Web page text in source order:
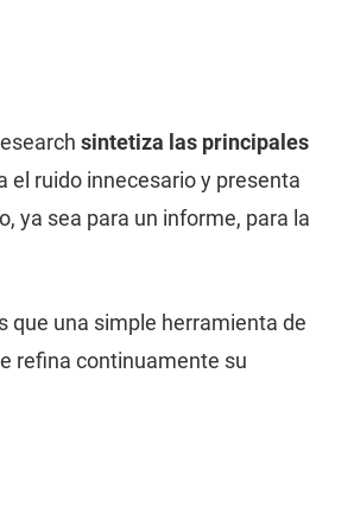
sintetiza las principales
el ruido innecesario y presenta
ya sea para un informe, para la
que una simple herramienta de
refina continuamente su